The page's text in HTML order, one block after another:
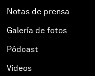
Notas de prensa
Galería de fotos
Pódcast
Vídeos